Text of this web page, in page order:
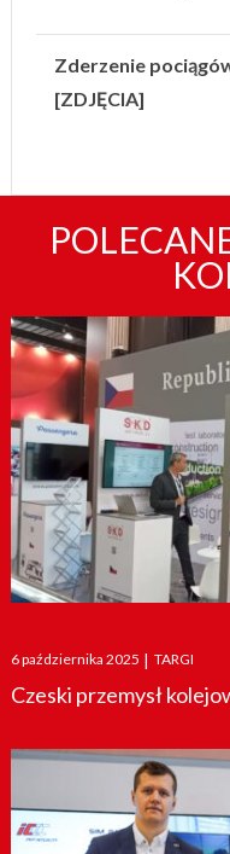
Zderzenie
[ZDJĘCIA]
Posted
on
6 października 2025 | TARGI
Czeski przemysł